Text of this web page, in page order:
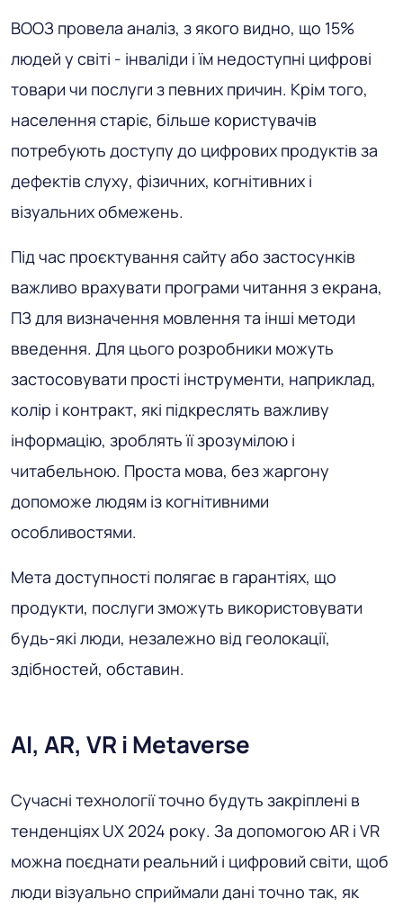
ВООЗ провела аналіз, з якого видно, що 15%
людей у світі - інваліди і їм недоступні цифрові
товари чи послуги з певних причин. Крім того,
населення старіє, більше користувачів
потребують доступу до цифрових продуктів за
дефектів слуху, фізичних, когнітивних і
візуальних обмежень.
Під час проєктування сайту або застосунків
важливо врахувати програми читання з екрана,
ПЗ для визначення мовлення та інші методи
введення. Для цього розробники можуть
застосовувати прості інструменти, наприклад,
колір і контракт, які підкреслять важливу
інформацію, зроблять її зрозумілою і
читабельною. Проста мова, без жаргону
допоможе людям із когнітивними
особливостями.
Мета доступності полягає в гарантіях, що
продукти, послуги зможуть використовувати
будь-які люди, незалежно від геолокації,
здібностей, обставин.
AI, AR, VR і Metaverse
Сучасні технології точно будуть закріплені в
тенденціях UX 2024 року. За допомогою AR і VR
можна поєднати реальний і цифровий світи, щоб
люди візуально сприймали дані точно так, як